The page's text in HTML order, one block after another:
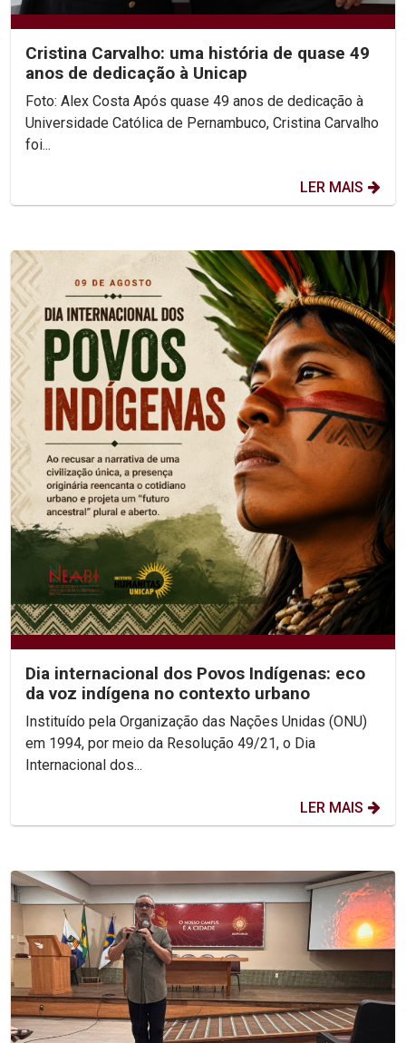
Cristina Carvalho: uma história de quase 49
anos de dedicação à Unicap
Foto: Alex Costa Após quase 49 anos de dedicação à
Universidade Católica de Pernambuco, Cristina Carvalho
foi...
LER MAIS
Dia internacional dos Povos Indígenas: eco
da voz indígena no contexto urbano
Instituído pela Organização das Nações Unidas (ONU)
em 1994, por meio da Resolução 49/21, o Dia
Internacional dos...
LER MAIS